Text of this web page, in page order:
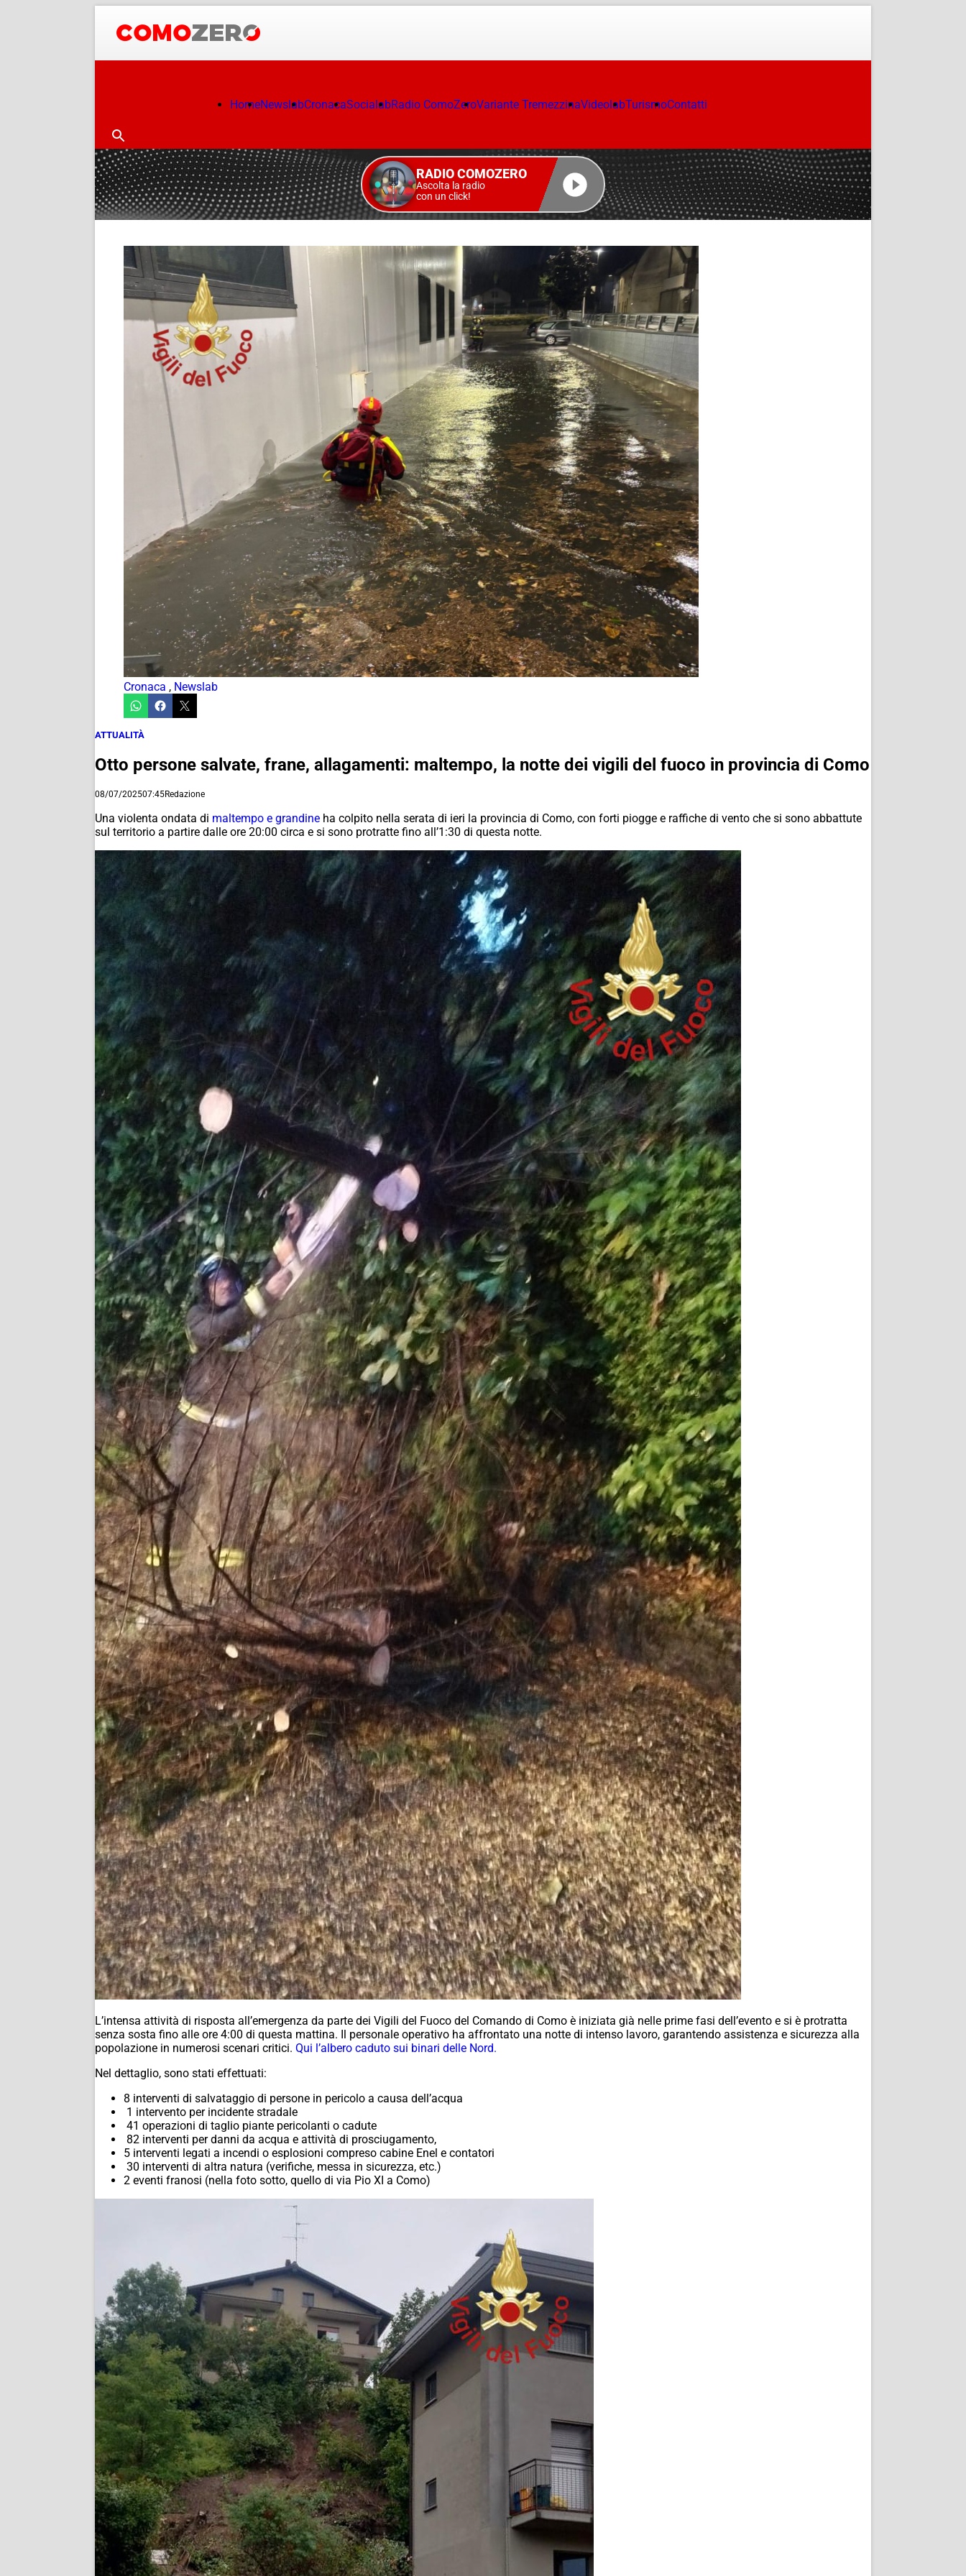
HomeNewslabCronacaSocialabRadio ComoZeroVariante TremezzinaVideolabTurismoContatti
RADIO COMOZERO
Ascolta la radio
con un click!
Cronaca , Newslab
ATTUALITÀ
Otto persone salvate, frane, allagamenti: maltempo, la notte dei vigili del fuoco in provincia di Como
08/07/202507:45Redazione
Una violenta ondata di maltempo e grandine ha colpito nella serata di ieri la provincia di Como, con forti piogge e raffiche di vento che si sono abbattute
sul territorio a partire dalle ore 20:00 circa e si sono protratte fino all’1:30 di questa notte.
L’intensa attività di risposta all’emergenza da parte dei Vigili del Fuoco del Comando di Como è iniziata già nelle prime fasi dell’evento e si è protratta
senza sosta fino alle ore 4:00 di questa mattina. Il personale operativo ha affrontato una notte di intenso lavoro, garantendo assistenza e sicurezza alla
popolazione in numerosi scenari critici. Qui l’albero caduto sui binari delle Nord.
Nel dettaglio, sono stati effettuati:
8 interventi di salvataggio di persone in pericolo a causa dell’acqua
1 intervento per incidente stradale
41 operazioni di taglio piante pericolanti o cadute
82 interventi per danni da acqua e attività di prosciugamento,
5 interventi legati a incendi o esplosioni compreso cabine Enel e contatori
30 interventi di altra natura (verifiche, messa in sicurezza, etc.)
2 eventi franosi (nella foto sotto, quello di via Pio XI a Como)